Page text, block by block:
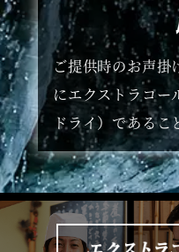
ご提供時のお声掛
にエクストラコー
ドライ）である